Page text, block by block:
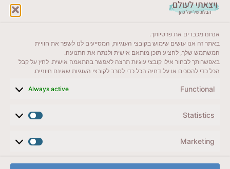
אנחנו מכבדים את פרטיותך.
באתר זה אנו עושים שימוש בקובצי העוגיות, המסייעים לנו לשפר את חוויית
המשתמש שלך, להציע תוכן מותאם אישית ולנתח את התנועה.
באפשרותך לבחור אילו קובצי עוגיות תרצה לאפשר בהתאמה אישית. לחץ על קבל
הכל כדי להסכים או על דחיה הכל כדי לסרב לקובצי העוגיות שאינם חיוניים.
Functional
Always active
Statistics
Marketing
ייעדים מומלצים
מדריכים ועזרים
לשליחת הודעת וואטסאפ
veyatsati.laolam@gmail.com